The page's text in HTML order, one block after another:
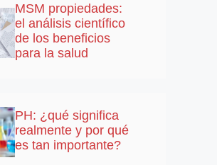
MSM propiedades:
el análisis científico
de los beneficios
para la salud
PH: ¿qué significa
realmente y por qué
es tan importante?